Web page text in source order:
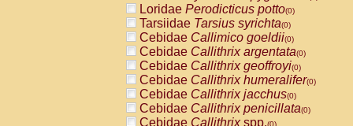
PitheciidaeCallicebus cupreus
PitheciidaeCallicebus donacophilus
PitheciidaeCallicebus moloch
PitheciidaeCallicebus torquatus
PitheciidaeCallicebusspp.(0)
PitheciidaeChiropotes satanas(0)
PitheciidaePithecia monachus
PitheciidaePithecia pithecia(0)
CercopithecidaeCercocebus agilis
Loridae Perodicticus potto(0)
Tarsiidae Tarsius syrichta(0)
Cebidae Callimico goeldii(0)
Cebidae Callithrix argentata(0)
Cebidae Callithrix geoffroyi(0)
Cebidae Callithrix humeralifer(0)
Cebidae Callithrix jacchus(0)
Cebidae Callithrix penicillata(0)
Cebidae Callithrixspp.(0)